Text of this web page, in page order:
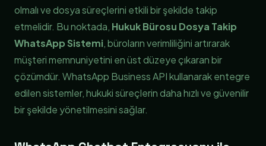
olmalı ve dosya süreçlerini etkili bir şekilde takip
etmelidir. Bu noktada, Hukuk Bürosu Dosya Takip
WhatsApp Sistemi, büroların verimliliğini artırarak
müşteri memnuniyetini en üst düzeye çıkaran bir
çözümdür. WhatsApp Business API kullanarak entegre
edilen sistemler, hukuki süreçlerin daha hızlı ve güvenilir
bir şekilde yönetilmesini sağlar.